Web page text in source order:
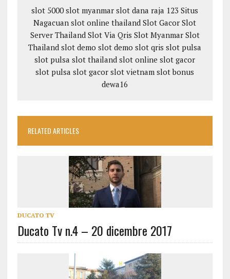
slot 5000 slot myanmar slot dana raja 123 Situs
Nagacuan slot online thailand Slot Gacor Slot
Server Thailand Slot Via Qris Slot Myanmar Slot
Thailand slot demo slot demo slot qris slot pulsa
slot pulsa slot thailand slot online slot gacor
slot pulsa slot gacor slot vietnam slot bonus
dewa16
RELATED ARTICLES
DUCATO TV
Ducato Tv n.4 – 20 dicembre 2017